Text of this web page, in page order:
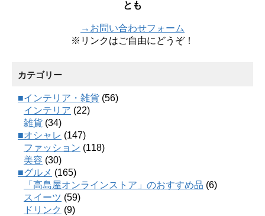
とも
→お問い合わせフォーム
※リンクはご自由にどうぞ！
カテゴリー
■インテリア・雑貨 (56)
インテリア (22)
雑貨 (34)
■オシャレ (147)
ファッション (118)
美容 (30)
■グルメ (165)
「高島屋オンラインストア」のおすすめ品 (6)
スイーツ (59)
ドリンク (9)